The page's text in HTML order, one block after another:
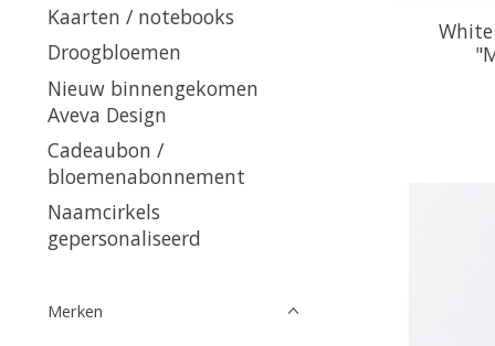
Kaarten / notebooks
Droogbloemen
Nieuw binnengekomen
Aveva Design
Cadeaubon /
bloemenabonnement
Naamcirkels
gepersonaliseerd
Merken